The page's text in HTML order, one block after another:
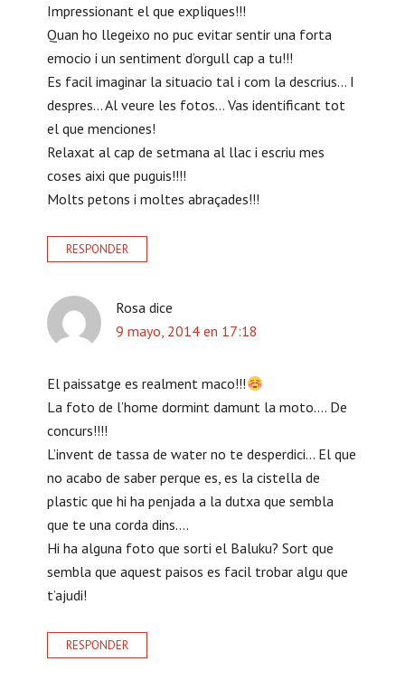
Impressionant el que expliques!!!
Quan ho llegeixo no puc evitar sentir una forta
emocio i un sentiment d’orgull cap a tu!!!
Es facil imaginar la situacio tal i com la descrius… I
despres… Al veure les fotos… Vas identificant tot
el que menciones!
Relaxat al cap de setmana al llac i escriu mes
coses aixi que puguis!!!!
Molts petons i moltes abraçades!!!
RESPONDER
Rosa dice
9 mayo, 2014 en 17:18
El paissatge es realment maco!!!
La foto de l’home dormint damunt la moto…. De
concurs!!!!
L’invent de tassa de water no te desperdici… El que
no acabo de saber perque es, es la cistella de
plastic que hi ha penjada a la dutxa que sembla
que te una corda dins….
Hi ha alguna foto que sorti el Baluku? Sort que
sembla que aquest paisos es facil trobar algu que
t’ajudi!
RESPONDER